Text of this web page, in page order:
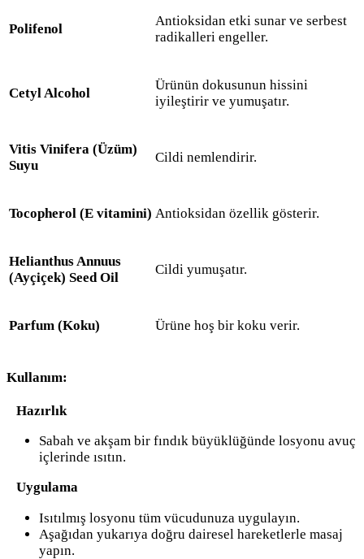
Polifenol
Antioksidan etki sunar ve serbest
radikalleri engeller.
Cetyl Alcohol
Ürünün dokusunun hissini
iyileştirir ve yumuşatır.
Vitis Vinifera (Üzüm)
Suyu
Cildi nemlendirir.
Tocopherol (E vitamini) Antioksidan özellik gösterir.
Helianthus Annuus
(Ayçiçek) Seed Oil
Cildi yumuşatır.
Parfum (Koku) Ürüne hoş bir koku verir.
Kullanım:
Hazırlık
Sabah ve akşam bir fındık büyüklüğünde losyonu avuç
içlerinde ısıtın.
Uygulama
Isıtılmış losyonu tüm vücudunuza uygulayın.
Aşağıdan yukarıya doğru dairesel hareketlerle masaj
yapın.